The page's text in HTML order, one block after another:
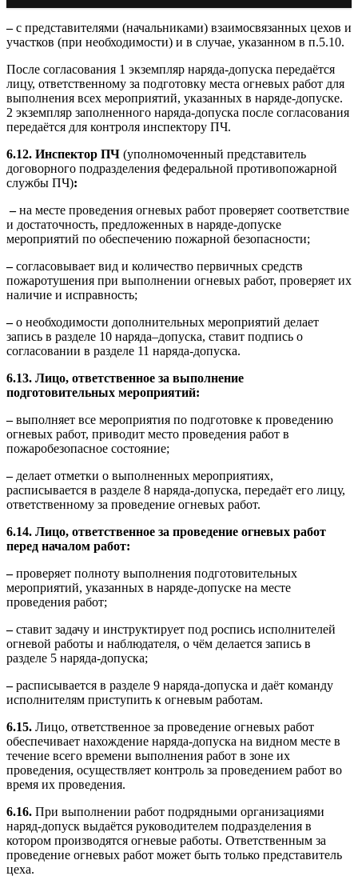
–с представителями (начальниками) взаимосвязанных цехов и
участков (при необходимости) и в случае, указанном в п.5.10.
После согласования 1 экземпляр наряда-допуска передаётся
лицу, ответственному за подготовку места огневых работ для
выполнения всех мероприятий, указанных в наряде-допуске.
2 экземпляр заполненного наряда-допуска после согласования
передаётся для контроля инспектору ПЧ.
6.12. Инспектор ПЧ (уполномоченный представитель
договорного подразделения федеральной противопожарной
службы ПЧ):
–на месте проведения огневых работ проверяет соответствие
и достаточность, предложенных в наряде-допуске
мероприятий по обеспечению пожарной безопасности;
–согласовывает вид и количество первичных средств
пожаротушения при выполнении огневых работ, проверяет их
наличие и исправность;
–о необходимости дополнительных мероприятий делает
запись в разделе 10 наряда–допуска, ставит подпись о
согласовании в разделе 11 наряда-допуска.
6.13. Лицо, ответственное за выполнение
подготовительных мероприятий:
–выполняет все мероприятия по подготовке к проведению
огневых работ, приводит место проведения работ в
пожаробезопасное состояние;
–делает отметки о выполненных мероприятиях,
расписывается в разделе 8 наряда-допуска, передаёт его лицу,
ответственному за проведение огневых работ.
6.14. Лицо, ответственное за проведение огневых работ
перед началом работ:
–проверяет полноту выполнения подготовительных
мероприятий, указанных в наряде-допуске на месте
проведения работ;
–ставит задачу и инструктирует под роспись исполнителей
огневой работы и наблюдателя, о чём делается запись в
разделе 5 наряда-допуска;
–расписывается в разделе 9 наряда-допуска и даёт команду
исполнителям приступить к огневым работам.
6.15. Лицо, ответственное за проведение огневых работ
обеспечивает нахождение наряда-допуска на видном месте в
течение всего времени выполнения работ в зоне их
проведения, осуществляет контроль за проведением работ во
время их проведения.
6.16. При выполнении работ подрядными организациями
наряд-допуск выдаётся руководителем подразделения в
котором производятся огневые работы. Ответственным за
проведение огневых работ может быть только представитель
цеха.